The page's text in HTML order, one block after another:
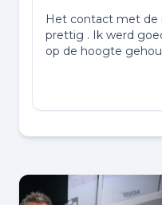
Het contact met de
prettig . Ik werd
op de hoogte